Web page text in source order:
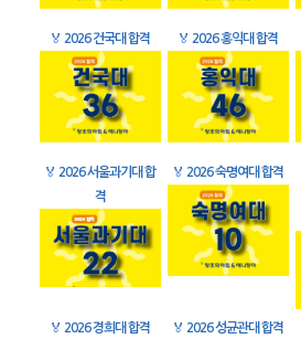
🏅 2026 건국대 합격 🏅 2026 홍익대 합격
🏅 2026 서울과기대 합
격
🏅 2026 숙명여대 합격
🏅 2026 경희대 합격 🏅 2026 성균관대 합격